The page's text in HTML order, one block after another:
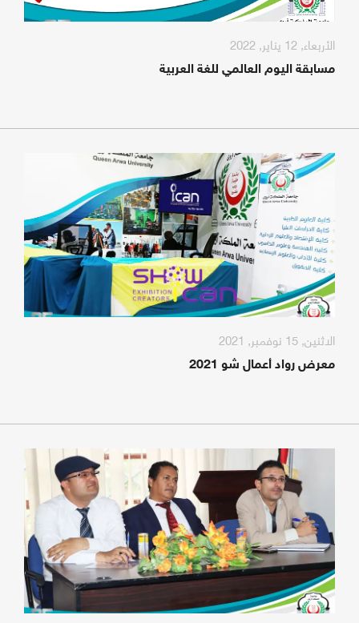
الأربعاء, 12 يناير, 2022
مسابقة اليوم العالمي للغة العربية
الاثنين, 15 نوفمبر, 2021
معرض رواد أعمال شو 2021